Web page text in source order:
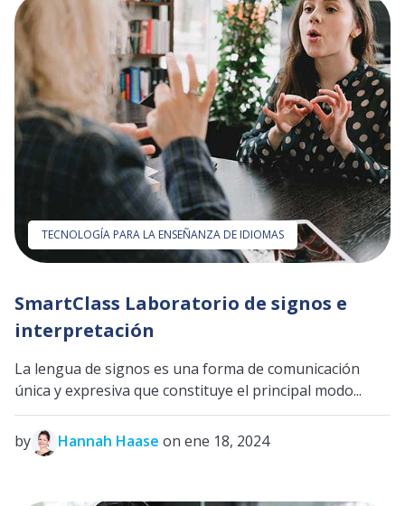
TECNOLOGÍA PARA LA ENSEÑANZA DE IDIOMAS
SmartClass Laboratorio de signos e
interpretación
La lengua de signos es una forma de comunicación
única y expresiva que constituye el principal modo...
by Hannah Haase on ene 18, 2024